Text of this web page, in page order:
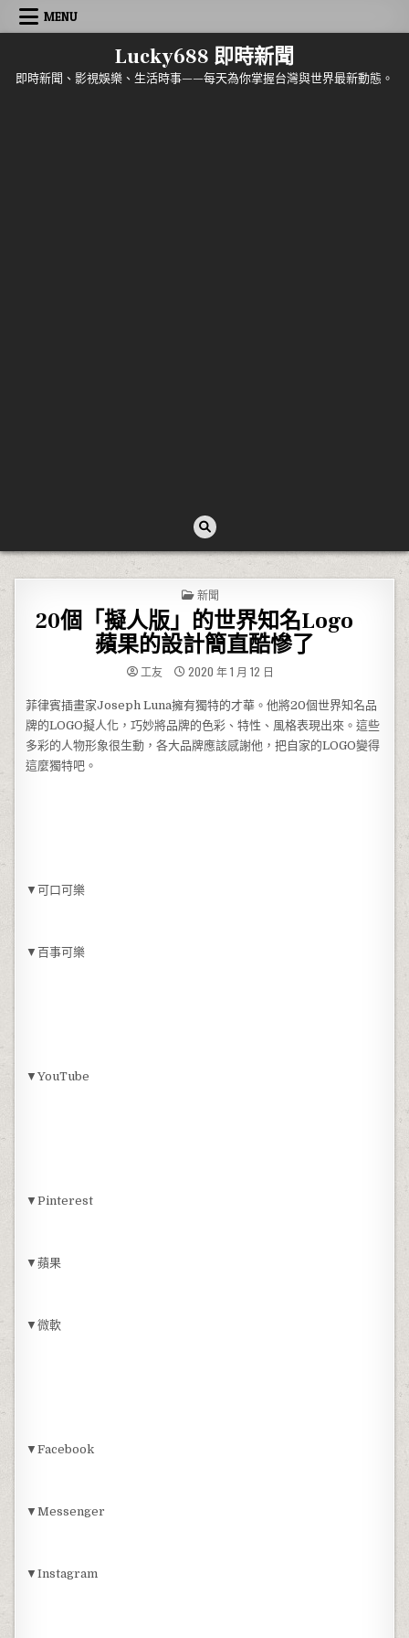
Skip to content
MENU
Lucky688 即時新聞
即時新聞、影視娛樂、生活時事——每天為你掌握台灣與世界最新動態。
POSTED IN
新聞
20個「擬人版」的世界知名Logo
蘋果的設計簡直酷慘了
工友 2020 年 1 月 12 日
菲律賓插畫家Joseph Luna擁有獨特的才華。他將20個世界知名品
牌的LOGO擬人化，巧妙將品牌的色彩、特性、風格表現出來。這些
多彩的人物形象很生動，各大品牌應該感謝他，把自家的LOGO變得
這麼獨特吧。
▼可口可樂
▼百事可樂
▼YouTube
▼Pinterest
▼蘋果
▼微軟
▼Facebook
▼Messenger
▼Instagram